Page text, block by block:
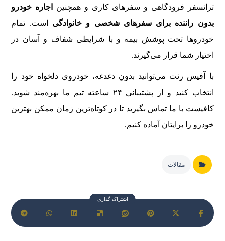
ترانسفر فرودگاهی و سفرهای کاری و همچنین
اجاره خودرو
بدون راننده برای سفرهای شخصی و خانوادگی است. تمام
خودروها تحت پوشش بیمه و با شرایطی شفاف و آسان در
اختیار شما قرار می‌گیرند.
با آفیس رنت می‌توانید بدون دغدغه، خودروی دلخواه خود را
انتخاب کنید و از پشتیبانی ۲۴ ساعته تیم ما بهره‌مند شوید.
کافیست با ما تماس بگیرید تا در کوتاه‌ترین زمان ممکن بهترین
خودرو را برایتان آماده کنیم.
مقالات